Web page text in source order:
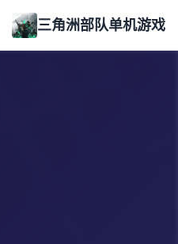
三角洲部队单机游戏